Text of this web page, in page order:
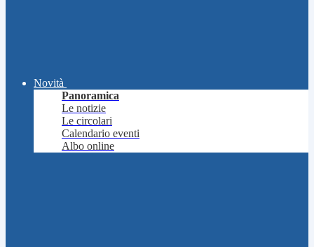
Novità
Panoramica
Le notizie
Le circolari
Calendario eventi
Albo online